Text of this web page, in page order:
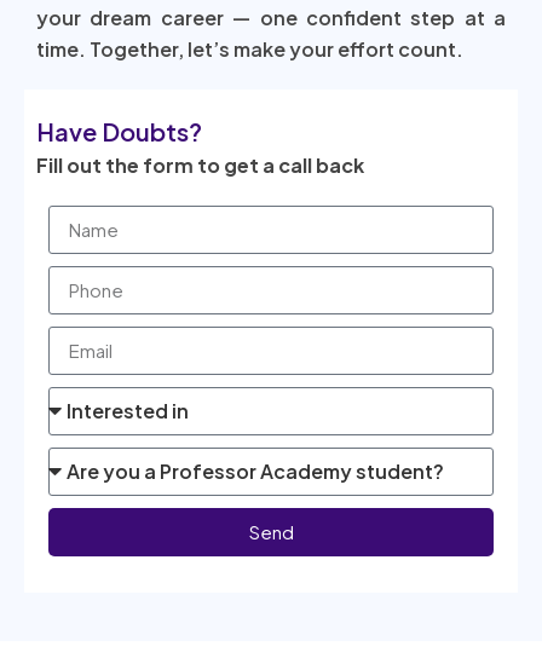
your dream career — one confident step at a
time. Together, let’s make your effort count.
Have Doubts?
Fill out the form to get a call back
Send